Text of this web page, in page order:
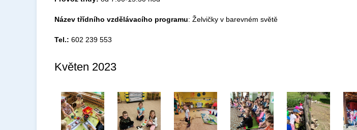
Název třídního vzdělávacího programu: Želvičky v barevném světě
Tel.: 602 239 553
Květen 2023